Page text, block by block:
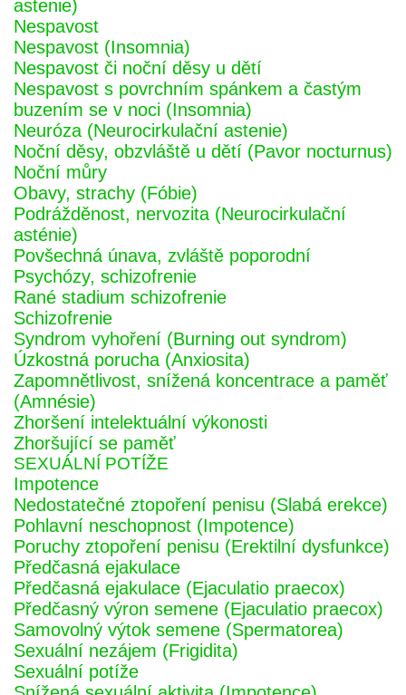
astenie)
Nespavost
Nespavost (Insomnia)
Nespavost či noční děsy u dětí
Nespavost s povrchním spánkem a častým
buzením se v noci (Insomnia)
Neuróza (Neurocirkulační astenie)
Noční děsy, obzvláště u dětí (Pavor nocturnus)
Noční můry
Obavy, strachy (Fóbie)
Podrážděnost, nervozita (Neurocirkulační
asténie)
Povšechná únava, zvláště poporodní
Psychózy, schizofrenie
Rané stadium schizofrenie
Schizofrenie
Syndrom vyhoření (Burning out syndrom)
Úzkostná porucha (Anxiosita)
Zapomnětlivost, snížená koncentrace a paměť
(Amnésie)
Zhoršení intelektuální výkonosti
Zhoršující se paměť
SEXUÁLNÍ POTÍŽE
Impotence
Nedostatečné ztopoření penisu (Slabá erekce)
Pohlavní neschopnost (Impotence)
Poruchy ztopoření penisu (Erektilní dysfunkce)
Předčasná ejakulace
Předčasná ejakulace (Ejaculatio praecox)
Předčasný výron semene (Ejaculatio praecox)
Samovolný výtok semene (Spermatorea)
Sexuální nezájem (Frigidita)
Sexuální potíže